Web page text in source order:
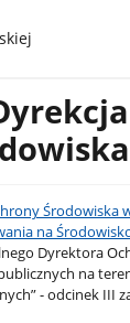
Środowiska
na
Dyrektora
na
- odcinek III